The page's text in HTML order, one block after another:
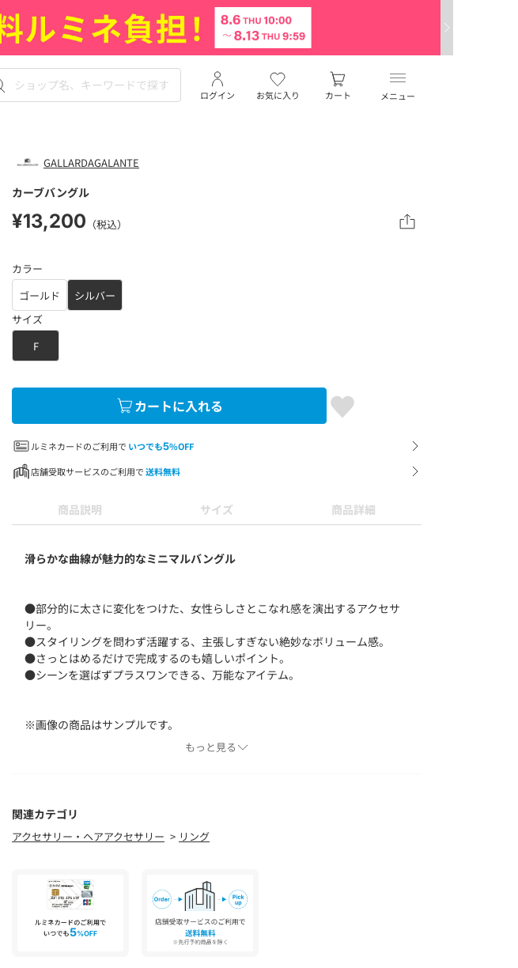
メニュー
お気に入り
ログイン カート
GALLARDAGALANTE
カーブバングル
¥13,200 （税込）
カラー
ゴールド
シルバー
サイズ
F
カートに入れる
ルミネカードのご利用で いつでも5%OFF
店舗受取サービスのご利用で送料無料
商品説明 サイズ 商品詳細
滑らかな曲線が魅力的なミニマルバングル
●部分的に太さに変化をつけた、女性らしさとこなれ感を演出するアクセサ
リー。
●スタイリングを問わず活躍する、主張しすぎない絶妙なボリューム感。
●さっとはめるだけで完成するのも嬉しいポイント。
●シーンを選ばずプラスワンできる、万能なアイテム。
※画像の商品はサンプルです。
実際の商品と仕様、加工などが若干異なる場合があります。
※トップの画像は、光の具合で色味が違って見える場合があります。
入荷情報や残り1点の通知、完売カラーの再入荷、セール情報などを受け取る
ことができます。
もっと見る
関連カテゴリ
アクセサリー・ヘアアクセサリー リング